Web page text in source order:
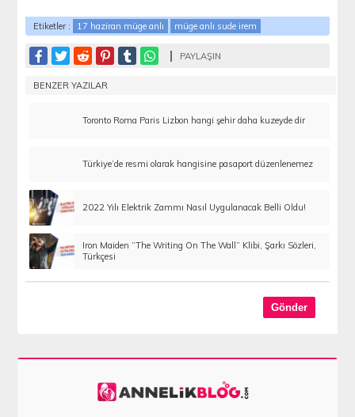
Etiketler : 17 haziran müge anlı müge anlı sude irem
PAYLAŞIN
BENZER YAZILAR
Toronto Roma Paris Lizbon hangi şehir daha kuzeyde dir
Türkiye’de resmi olarak hangisine pasaport düzenlenemez
2022 Yılı Elektrik Zammı Nasıl Uygulanacak Belli Oldu!
Iron Maiden “The Writing On The Wall” Klibi, Şarkı Sözleri,
Türkçesi